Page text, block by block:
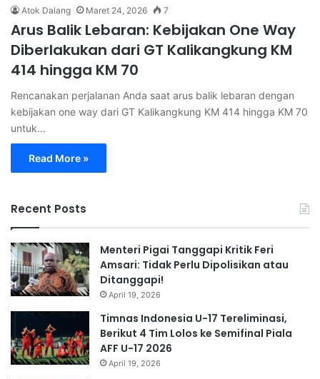
Atok Dalang Maret 24, 2026 7
Arus Balik Lebaran: Kebijakan One Way
Diberlakukan dari GT Kalikangkung KM
414 hingga KM 70
Rencanakan perjalanan Anda saat arus balik lebaran dengan
kebijakan one way dari GT Kalikangkung KM 414 hingga KM 70
untuk…
Read More »
Recent Posts
Menteri Pigai Tanggapi Kritik Feri
Amsari: Tidak Perlu Dipolisikan atau
Ditanggapi!
April 19, 2026
Timnas Indonesia U-17 Tereliminasi,
Berikut 4 Tim Lolos ke Semifinal Piala
AFF U-17 2026
April 19, 2026